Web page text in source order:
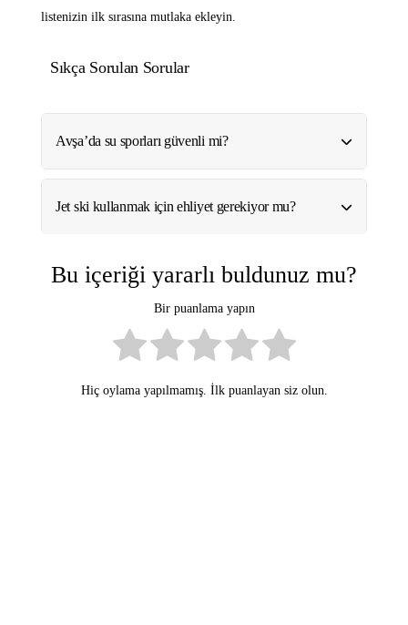
listenizin ilk sırasına mutlaka ekleyin.
Sıkça Sorulan Sorular
Avşa’da su sporları güvenli mi?
Jet ski kullanmak için ehliyet gerekiyor mu?
Bu içeriği yararlı buldunuz mu?
Bir puanlama yapın
Hiç oylama yapılmamış. İlk puanlayan siz olun.